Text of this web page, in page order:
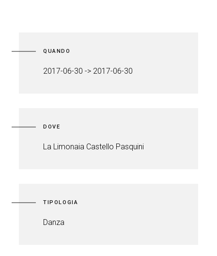
QUANDO
2017-06-30 -> 2017-06-30
DOVE
La Limonaia Castello Pasquini
TIPOLOGIA
Danza